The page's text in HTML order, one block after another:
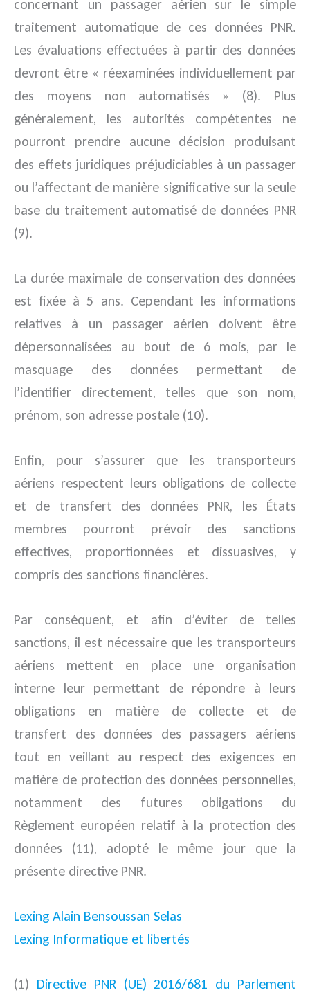
concernant un passager aérien sur le simple
traitement automatique de ces données PNR.
Les évaluations effectuées à partir des données
devront être « réexaminées individuellement par
des moyens non automatisés » (8). Plus
généralement, les autorités compétentes ne
pourront prendre aucune décision produisant
des effets juridiques préjudiciables à un passager
ou l’affectant de manière significative sur la seule
base du traitement automatisé de données PNR
(9).
La durée maximale de conservation des données
est fixée à 5 ans. Cependant les informations
relatives à un passager aérien doivent être
dépersonnalisées au bout de 6 mois, par le
masquage des données permettant de
l’identifier directement, telles que son nom,
prénom, son adresse postale (10).
Enfin, pour s’assurer que les transporteurs
aériens respectent leurs obligations de collecte
et de transfert des données PNR, les États
membres pourront prévoir des sanctions
effectives, proportionnées et dissuasives, y
compris des sanctions financières.
Par conséquent, et afin d’éviter de telles
sanctions, il est nécessaire que les transporteurs
aériens mettent en place une organisation
interne leur permettant de répondre à leurs
obligations en matière de collecte et de
transfert des données des passagers aériens
tout en veillant au respect des exigences en
matière de protection des données personnelles,
notamment des futures obligations du
Règlement européen relatif à la protection des
données (11), adopté le même jour que la
présente directive PNR.
Lexing Alain Bensoussan Selas
Lexing Informatique et libertés
(1) Directive PNR (UE) 2016/681 du Parlement